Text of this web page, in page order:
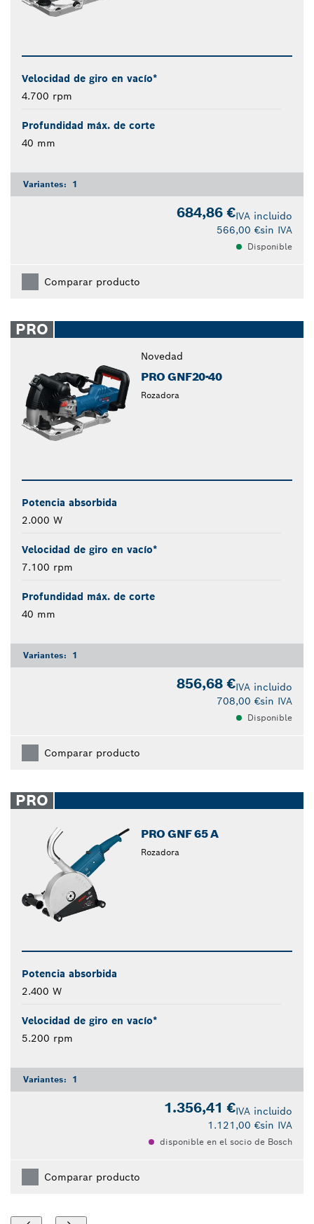
Velocidad de giro en vacío*
4.700 rpm
Profundidad máx. de corte
40 mm
Variantes: 1
684,86 €IVA incluido
566,00 €sin IVA
Disponible
Comparar producto
PRO
Novedad
PRO GNF20-40
Rozadora
Potencia absorbida
2.000 W
Velocidad de giro en vacío*
7.100 rpm
Profundidad máx. de corte
40 mm
Variantes: 1
856,68 €IVA incluido
708,00 €sin IVA
Disponible
Comparar producto
PRO
PRO GNF 65 A
Rozadora
Potencia absorbida
2.400 W
Velocidad de giro en vacío*
5.200 rpm
Variantes: 1
1.356,41 €IVA incluido
1.121,00 €sin IVA
disponible en el socio de Bosch
Comparar producto